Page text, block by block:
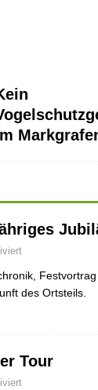
des Ortsteils.
Tour